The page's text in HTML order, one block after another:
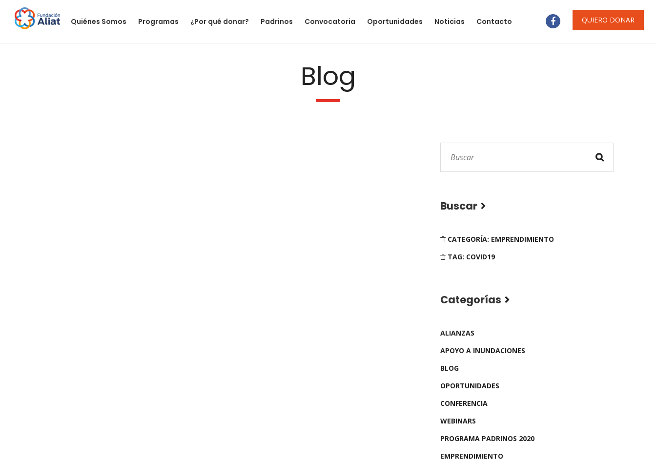
Quiénes Somos Programas ¿Por qué donar? Padrinos Convocatoria Oportunidades Noticias Contacto QUIERO DONAR
Blog
Buscar
CATEGORÍA: EMPRENDIMIENTO
TAG: COVID19
Categorías
ALIANZAS
APOYO A INUNDACIONES
BLOG
OPORTUNIDADES
CONFERENCIA
WEBINARS
PROGRAMA PADRINOS 2020
EMPRENDIMIENTO